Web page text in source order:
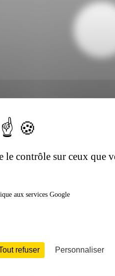
le contrôle sur ceux que
aux services Google
refuser Personnaliser